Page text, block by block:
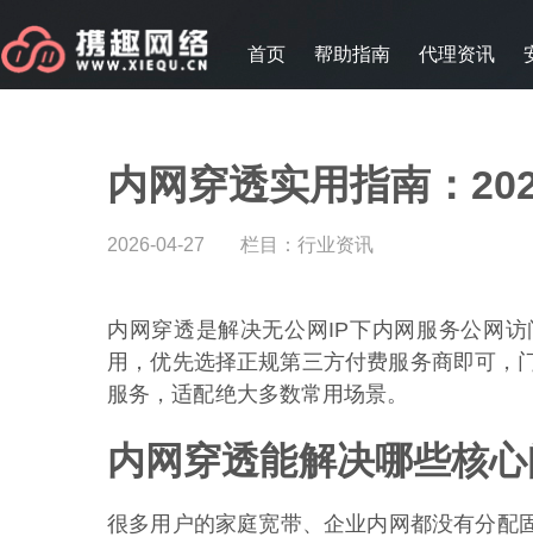
首页 帮助指南 代理资讯
内网穿透实用指南：
2026-04-27 栏目： 行业资讯
内网穿透是解决无公网IP下内网服务公网
用，优先选择正规第三方付费服务商即可
服务，适配绝大多数常用场景。
内网穿透能解决哪些核
很多用户的家庭宽带、企业内网都没有分配